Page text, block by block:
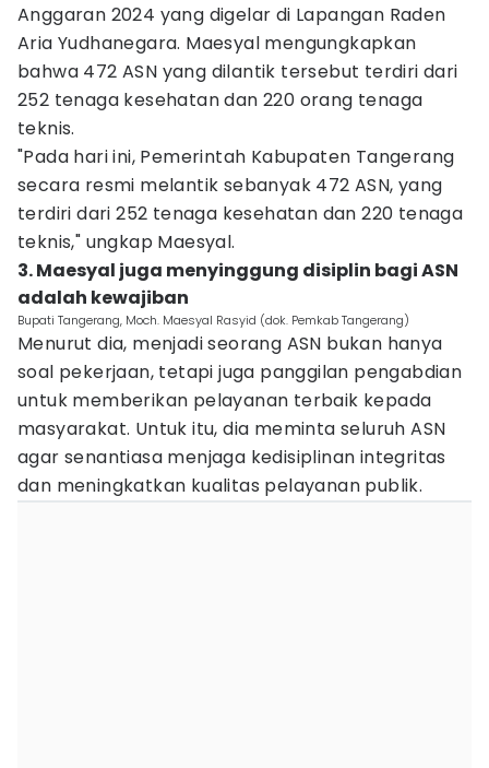
Anggaran 2024 yang digelar di Lapangan Raden
Aria Yudhanegara. Maesyal mengungkapkan
bahwa 472 ASN yang dilantik tersebut terdiri dari
252 tenaga kesehatan dan 220 orang tenaga
teknis.
"Pada hari ini, Pemerintah Kabupaten Tangerang
secara resmi melantik sebanyak 472 ASN, yang
terdiri dari 252 tenaga kesehatan dan 220 tenaga
teknis," ungkap Maesyal.
3. Maesyal juga menyinggung disiplin bagi ASN
adalah kewajiban
Bupati Tangerang, Moch. Maesyal Rasyid (dok. Pemkab Tangerang)
Menurut dia, menjadi seorang ASN bukan hanya
soal pekerjaan, tetapi juga panggilan pengabdian
untuk memberikan pelayanan terbaik kepada
masyarakat. Untuk itu, dia meminta seluruh ASN
agar senantiasa menjaga kedisiplinan integritas
dan meningkatkan kualitas pelayanan publik.